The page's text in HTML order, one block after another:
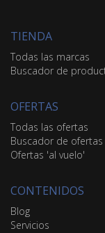
TIENDA
Todas las marcas
Buscador de
OFERTAS
Todas las ofertas
Buscador de ofertas
Ofertas 'al vuelo'
CONTENIDOS
Blog
Servicios